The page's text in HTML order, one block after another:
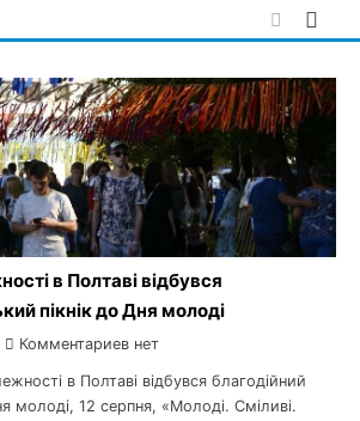
в Полтаві відбувся
пікнік до Дня молоді
Комментариев нет
в Полтаві відбувся благодійний
молоді, 12 серпня, «Молоді. Сміливі.